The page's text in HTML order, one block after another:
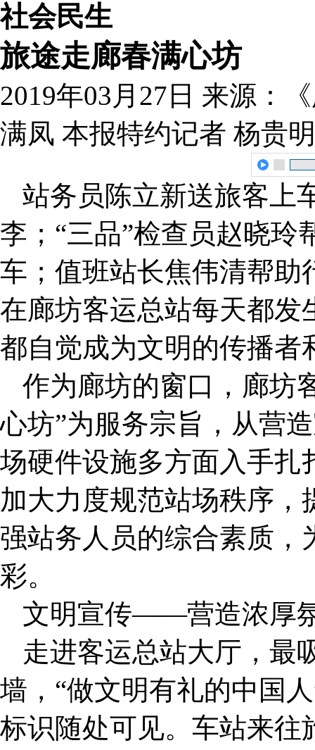
社会民生
旅途走廊春满心坊
2019年03月27日 来源：
满凤 本报特约记者 杨贵
站务员陈立新送旅客上
李；“三品”检查员赵晓
车；值班站长焦伟清帮
在廊坊客运总站每天都发
都自觉成为文明的传播者
作为廊坊的窗口，廊坊
心坊”为服务宗旨，从营
场硬件设施多方面入手扎
加大力度规范站场秩序
强站务人员的综合素质，
彩。
文明宣传——营造浓厚
走进客运总站大厅，最
墙，“做文明有礼的中国
标识随处可见。车站来往